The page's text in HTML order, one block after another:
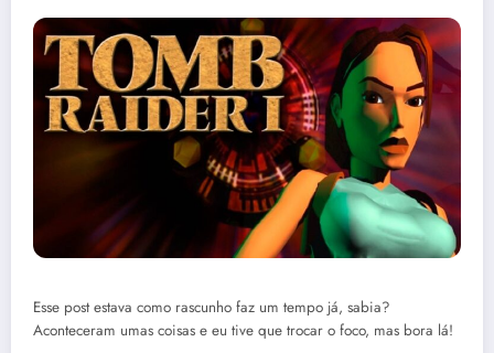
Esse post estava como rascunho faz um tempo já, sabia?
Aconteceram umas coisas e eu tive que trocar o foco, mas bora lá!